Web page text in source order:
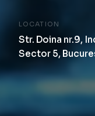
LOCATION
Str. Doina nr.9,
Sector 5,